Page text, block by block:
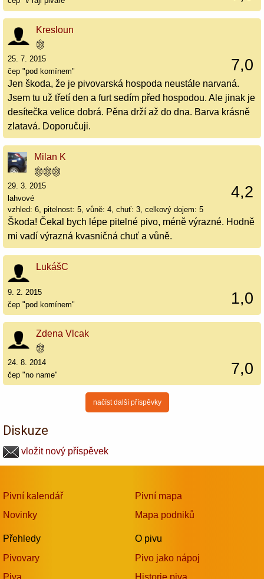
Kresloun
7,0
25. 7. 2015
čep "pod komínem"
Jen škoda, že je pivovarská hospoda neustále narvaná.
Jsem tu už třetí den a furt sedím před hospodou. Ale jinak je
desítečka velice dobrá. Pěna drží až do dna. Barva krásně
zlatavá. Doporučuji.
Milan K
4,2
29. 3. 2015
lahvové
vzhled: 6, pitelnost: 5, vůně: 4, chuť: 3, celkový dojem: 5
Škoda! Čekal bych lépe pitelné pivo, méně výrazné. Hodně
mi vadí výrazná kvasničná chuť a vůně.
LukášC
1,0
9. 2. 2015
čep "pod komínem"
Zdena Vlcak
7,0
24. 8. 2014
čep "no name"
načíst další příspěvky
Diskuze
vložit nový příspěvek
Pivní kalendář
Novinky
Přehledy
Pivovary
Piva
Pivní mapa
Mapa podniků
O pivu
Pivo jako nápoj
Historie piva